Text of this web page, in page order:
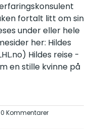
fortalt litt om sin
under eller hele
her: Hildes
Hildes reise -
en stille kvinne på
0 Kommentarer